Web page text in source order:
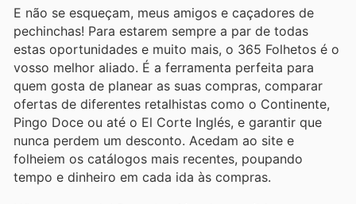
E não se esqueçam, meus amigos e caçadores de
pechinchas! Para estarem sempre a par de todas
estas oportunidades e muito mais, o 365 Folhetos é o
vosso melhor aliado. É a ferramenta perfeita para
quem gosta de planear as suas compras, comparar
ofertas de diferentes retalhistas como o Continente,
Pingo Doce ou até o El Corte Inglés, e garantir que
nunca perdem um desconto. Acedam ao site e
folheiem os catálogos mais recentes, poupando
tempo e dinheiro em cada ida às compras.